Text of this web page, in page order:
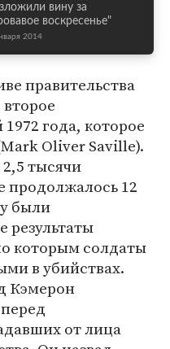
вину за
воскресенье"
2014
правительства
года, которое
Oliver Saville).
тысячи
продолжалось 12
были
результаты
которым солдаты
в убийствах.
Кэмерон
от лица